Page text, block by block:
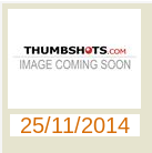
25/11/2014